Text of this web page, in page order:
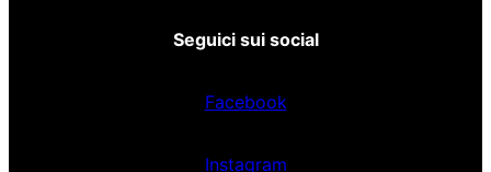
Seguici sui social
Facebook
Instagram